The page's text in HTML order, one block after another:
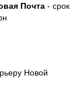
Почта - срок
Новой